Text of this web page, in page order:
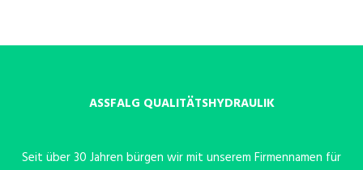
ASSFALG QUALITÄTSHYDRAULIK
Seit über 30 Jahren bürgen wir mit unserem Firmennamen für